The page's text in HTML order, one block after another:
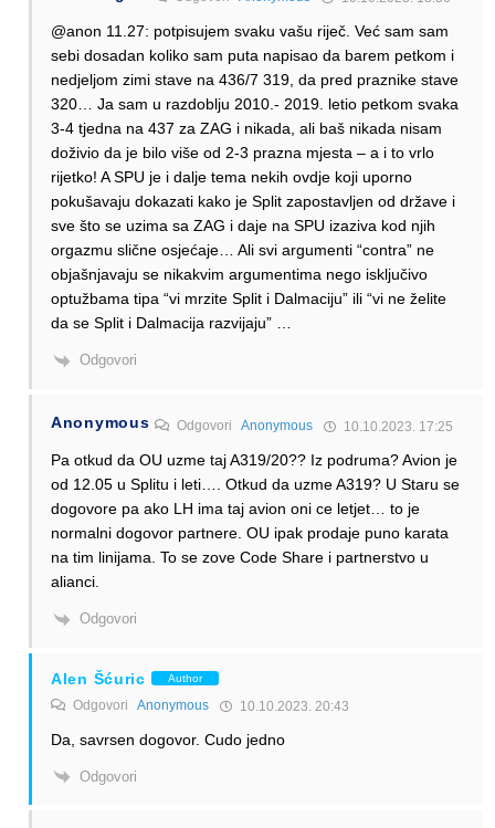
@anon 11.27: potpisujem svaku vašu riječ. Već sam sam
sebi dosadan koliko sam puta napisao da barem petkom i
nedjeljom zimi stave na 436/7 319, da pred praznike stave
320… Ja sam u razdoblju 2010.- 2019. letio petkom svaka
3-4 tjedna na 437 za ZAG i nikada, ali baš nikada nisam
doživio da je bilo više od 2-3 prazna mjesta – a i to vrlo
rijetko! A SPU je i dalje tema nekih ovdje koji uporno
pokušavaju dokazati kako je Split zapostavljen od države i
sve što se uzima sa ZAG i daje na SPU izaziva kod njih
orgazmu slične osjećaje… Ali svi argumenti “contra” ne
objašnjavaju se nikakvim argumentima nego isključivo
optužbama tipa “vi mrzite Split i Dalmaciju” ili “vi ne želite
da se Split i Dalmacija razvijaju” …
Odgovori
Anonymous OdgovoriAnonymous 10.10.2023. 17:25
Pa otkud da OU uzme taj A319/20?? Iz podruma? Avion je
od 12.05 u Splitu i leti…. Otkud da uzme A319? U Staru se
dogovore pa ako LH ima taj avion oni ce letjet… to je
normalni dogovor partnere. OU ipak prodaje puno karata
na tim linijama. To se zove Code Share i partnerstvo u
alianci.
Odgovori
Alen Šćuric Author
Odgovori Anonymous 10.10.2023. 20:43
Da, savrsen dogovor. Cudo jedno
Odgovori